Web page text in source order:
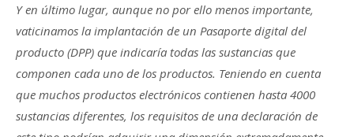
Y en último lugar, aunque no por ello menos importante,
vaticinamos la implantación de un Pasaporte digital del
producto (DPP) que indicaría todas las sustancias que
componen cada uno de los productos. Teniendo en cuenta
que muchos productos electrónicos contienen hasta 4000
sustancias diferentes, los requisitos de una declaración de